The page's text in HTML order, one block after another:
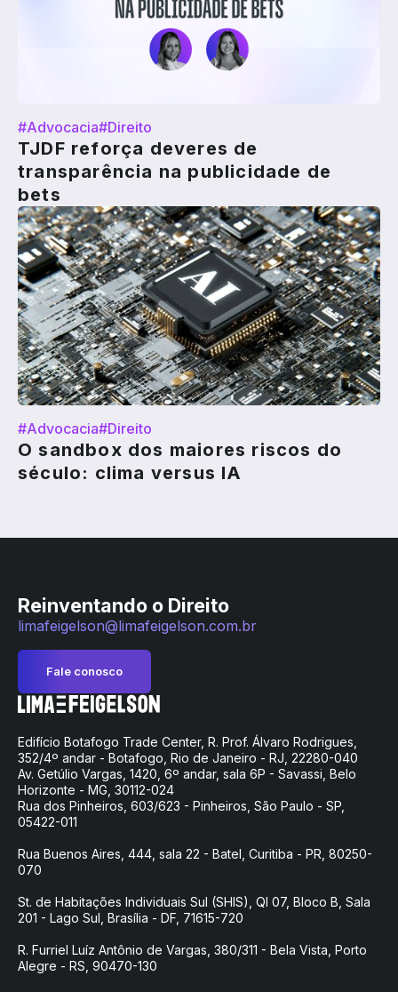
#Advocacia#Direito
TJDF reforça deveres de
transparência na publicidade de
bets
#Advocacia#Direito
O sandbox dos maiores riscos do
século: clima versus IA
Reinventando o Direito
limafeigelson@limafeigelson.com.br
Fale conosco
Edifício Botafogo Trade Center, R. Prof. Álvaro Rodrigues,
352/4º andar - Botafogo, Rio de Janeiro - RJ, 22280-040
Av. Getúlio Vargas, 1420, 6º andar, sala 6P - Savassi, Belo
Horizonte - MG, 30112-024
Rua dos Pinheiros, 603/623 - Pinheiros, São Paulo - SP,
05422-011
Rua Buenos Aires, 444, sala 22 - Batel, Curitiba - PR, 80250-
070
St. de Habitações Individuais Sul (SHIS), QI 07, Bloco B, Sala
201 - Lago Sul, Brasília - DF, 71615-720
R. Furriel Luíz Antônio de Vargas, 380/311 - Bela Vista, Porto
Alegre - RS, 90470-130